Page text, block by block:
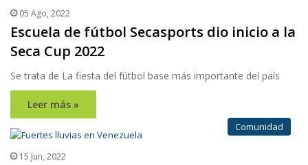
05 Ago, 2022
Escuela de fútbol Secasports dio inicio a la
Seca Cup 2022
Se trata de La fiesta del fútbol base más importante del país
Leer más »
Comunidad
15 Jun, 2022